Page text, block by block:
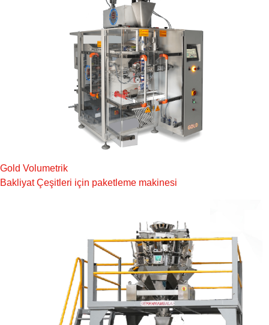
Gold Volumetrik
Bakliyat Çeşitleri için paketleme makinesi